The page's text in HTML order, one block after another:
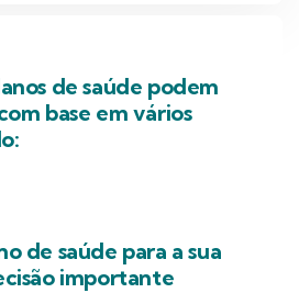
de saúde podem
base em vários
de saúde para a sua
importante